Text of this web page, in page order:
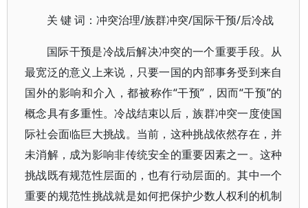
关 键 词：冲突治理/族群冲突/国际干预/后冷战
国际干预是冷战后解决冲突的一个重要手段。从
最宽泛的意义上来说，只要一国的内部事务受到来自
国外的影响和介入，都被称作“干预”，因而“干预”的
概念具有多重性。冷战结束以后，族群冲突一度使国
际社会面临巨大挑战。当前，这种挑战依然存在，并
未消解，成为影响非传统安全的重要因素之一。这种
挑战既有规范性层面的，也有行动层面的。其中一个
重要的规范性挑战就是如何把保护少数人权利的机制